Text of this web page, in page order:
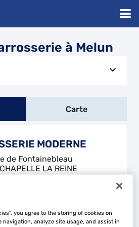
à Melun
Carte
MODERNE
de Fontainebleau
LA REINE
Voir plus
you agree to the storing of cookies on
navigation, analyze site usage, and assist in